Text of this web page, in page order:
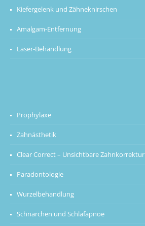
Kiefergelenk und Zähneknirschen
Amalgam-Entfernung
Laser-Behandlung
Prophylaxe
Zahnästhetik
Clear Correct – Unsichtbare Zahnkorrektur
Paradontologie
Wurzelbehandlung
Schnarchen und Schlafapnoe